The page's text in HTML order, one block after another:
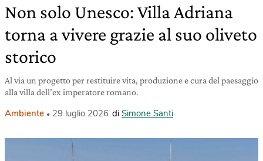
Non solo Unesco: Villa Adriana
torna a vivere grazie al suo oliveto
storico
Al via un progetto per restituire vita, produzione e cura del paesaggio
alla villa dell’ex imperatore romano.
Ambiente 29 luglio 2026 di Simone Santi